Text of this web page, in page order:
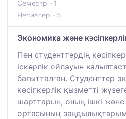
Семестр - 1
Несиелер - 5
Экономика және
Пән студенттердің
іскерлік ойлауын
бағытталған. Студенттер
кәсіпкерлік қызметті
шарттарын, оның ішкі
ортасының